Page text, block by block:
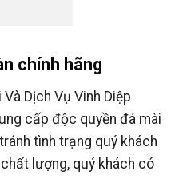
chính hãng
Dịch Vụ Vinh Diệp
cấp độc quyền đá mài
tình trạng quý khách
lượng, quý khách có